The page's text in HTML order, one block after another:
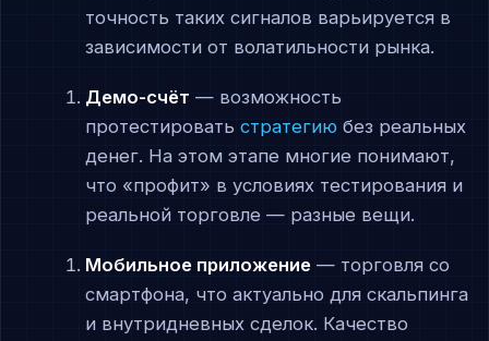
точность таких сигналов варьируется в
зависимости от волатильности рынка.
Демо-счёт — возможность
протестировать стратегиюбез реальных
денег. На этом этапе многие понимают,
что «профит» в условиях тестирования и
реальной торговле — разные вещи.
Мобильное приложение— торговля со
смартфона, что актуально для скальпинга
и внутридневных сделок. Качество